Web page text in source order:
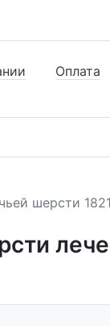
Оплата
шерсти